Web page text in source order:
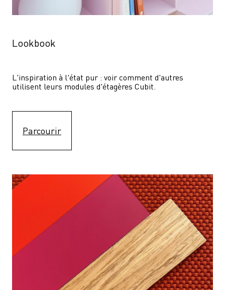
Lookbook
L'inspiration à l'état pur : voir comment d'autres
utilisent leurs modules d'étagères Cubit.
Parcourir